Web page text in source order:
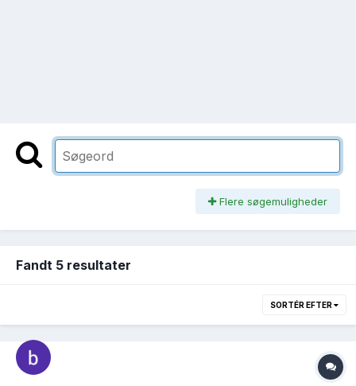
Flere søgemuligheder
Fandt 5 resultater
SORTÉR EFTER